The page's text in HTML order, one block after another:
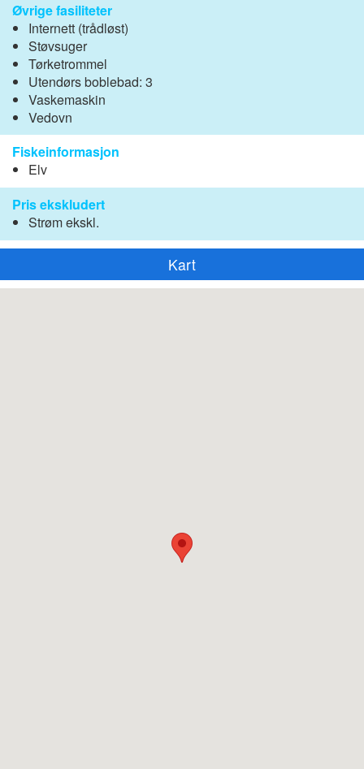
Øvrige fasiliteter
Internett (trådløst)
Støvsuger
Tørketrommel
Utendørs boblebad: 3
Vaskemaskin
Vedovn
Fiskeinformasjon
Elv
Pris ekskludert
Strøm ekskl.
Kart